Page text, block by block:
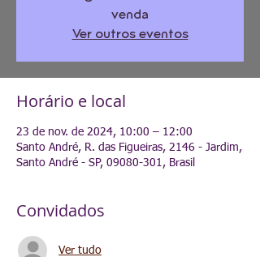
venda
Ver outros eventos
Horário e local
23 de nov. de 2024, 10:00 – 12:00
Santo André, R. das Figueiras, 2146 - Jardim,
Santo André - SP, 09080-301, Brasil
Convidados
Ver tudo